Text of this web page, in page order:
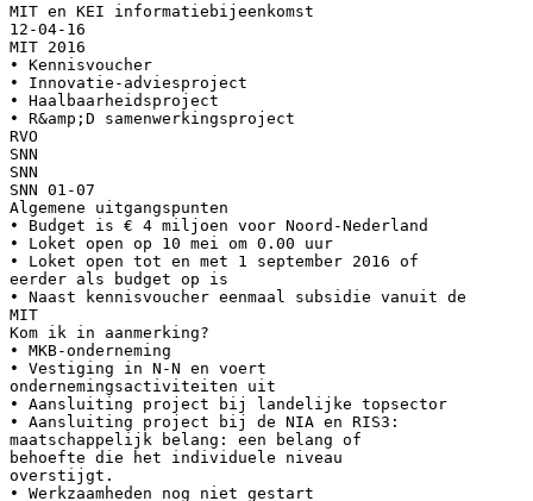
MIT en KEI informatiebijeenkomst
12-04-16
MIT 2016
• Kennisvoucher
• Innovatie-adviesproject
• Haalbaarheidsproject
• R&amp;D samenwerkingsproject
RVO
SNN
SNN
SNN 01-07
Algemene uitgangspunten
• Budget is € 4 miljoen voor Noord-Nederland
• Loket open op 10 mei om 0.00 uur
• Loket open tot en met 1 september 2016 of
eerder als budget op is
• Naast kennisvoucher eenmaal subsidie vanuit de
MIT
Kom ik in aanmerking?
• MKB-onderneming
• Vestiging in N-N en voert
ondernemingsactiviteiten uit
• Aansluiting project bij landelijke topsector
• Aansluiting project bij de NIA en RIS3:
maatschappelijk belang: een belang of
behoefte die het individuele niveau
overstijgt.
• Werkzaamheden nog niet gestart